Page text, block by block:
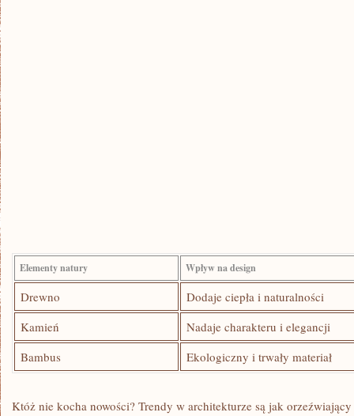
Elementy natury Wpływ ⁤na⁣ design
Drewno
Dodaje ciepła i naturalności
Kamień
Nadaje charakteru i elegancji
Bambus
Ekologiczny i trwały materiał
Któż nie⁣ kocha nowości? Trendy w architekturze są jak